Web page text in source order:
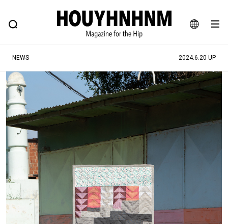
JA
EN
FEATURE BLOG SNAP
ヒップなファッション、カルチャー、ライフスタイルWEBマガジン
#SHOPPING ADDICT #憧れの逸品
#ESSENTIAL DESIGNS #古着サミット
#NEW VINTAGE #マイナーグッド図鑑
#路地裏てぃーん。 #MONTHLY JOURNAL
#GH 銘品の所以 #フイナムのYouTube
#Commune H #FOCUS IT #AH.H
#ととけん #FASHION #MUSIC #MOVIE
NEWS 2024.6.20 UP